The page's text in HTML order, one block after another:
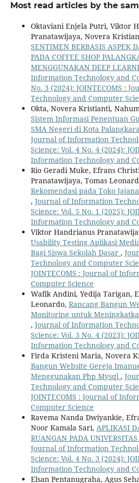
Most read articles by the
Oktaviani Enjela Putri, Viktor
Pranatawijaya, Novera
SENTIMEN BERBASIS ASPEK
PADA COFFEE SHOP
MENGGUNAKAN DEEP
Information Technology and
No. 3 (2024): JOINTECOMS :
Technology and Computer
Okta, Novera Kristianti,
Sistem Informasi Penentuan
SMA Negeri di Kota
Journal of Information
Science: Vol. 4 No. 4 (2024):
Information Technology and
Rio Geradi Muke, Efrans
Pranatawijaya, Tomas
Rekomendasi pada Toko
, Journal of Information
Science: Vol. 5 No. 1 (2025):
Information Technology and
Viktor Handrianus
Usability Testing Aplikasi
Bagi Siswa Sekolah Dasar ,
Technology and Computer
JOINTECOMS : Journal of
Computer Science
Wafik Andini, Yedija Tarigan,
Leonardo, Rancang Bangun
Monitoring untuk
, Journal of Information
Science: Vol. 3 No. 4 (2023):
Information Technology and
Firda Kristeni Maria, Novera
Bangun Website Gereja
Menggunakan Php Mysql ,
Technology and Computer
JOINTECOMS : Journal of
Computer Science
Ravema Nanda Dwiyankie,
Noor Kamala Sari, APLIKASI
RUANGAN PADA
Journal of Information
Science: Vol. 4 No. 3 (2024):
Information Technology and
Elsan Pentanugraha, Agus